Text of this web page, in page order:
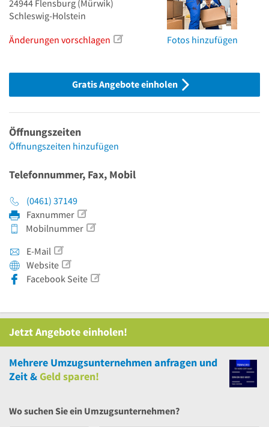
24944 Flensburg (Mürwik)
Schleswig-Holstein
Änderungen vorschlagen
Fotos hinzufügen
Gratis Angebote einholen
Öffnungszeiten
Öffnungszeiten hinzufügen
Telefonnummer, Fax, Mobil
(0461) 37149
Faxnummer
Mobilnummer
E-Mail
Website
Facebook Seite
Jetzt Angebote einholen!
Mehrere Umzugsunternehmen anfragen und
Zeit &Geld sparen!
Wo suchen Sie ein Umzugsunternehmen?